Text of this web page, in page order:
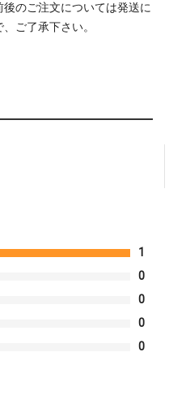
のご注文については発送に
ご了承下さい。
1
0
0
0
0